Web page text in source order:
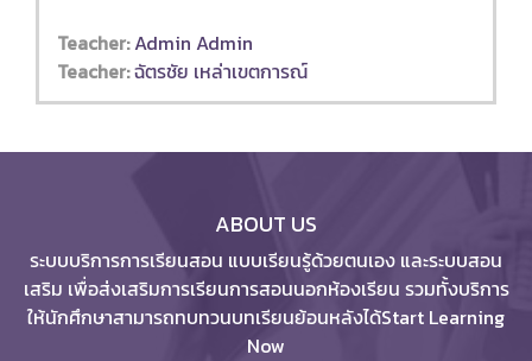
Teacher:Admin Admin
Teacher:ฉัตรชัย เหล่าเขตการณ์
ABOUT US
ระบบบริการการเรียนสอน แบบเรียนรู้ด้วยตนเอง และระบบสอน
เสริม เพื่อส่งเสริมการเรียนการสอนนอกห้องเรียน รวมทั้งบริการ
ให้นักศึกษาสามารถทบทวนบทเรียนย้อนหลังได้Start Learning
Now